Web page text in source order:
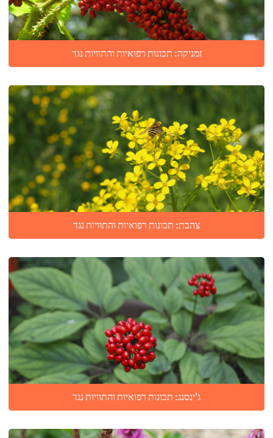
זמניקה: תכונות רפואיות והתוויות נגד
צהבת: תכונות רפואיות והתוויות נגד
ג'ינסנג: תכונות רפואיות והתוויות נגד